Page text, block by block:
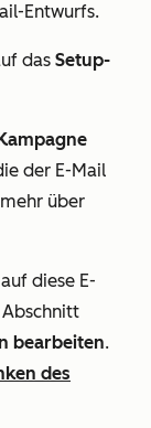
Entwurfs.
das Setup-
Kampagne
der E-Mail
über
diese E-
bearbeiten.
des